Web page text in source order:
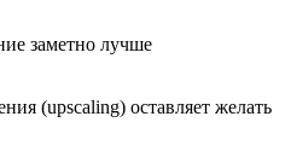
заметно лучше
(upscaling) оставляет желать